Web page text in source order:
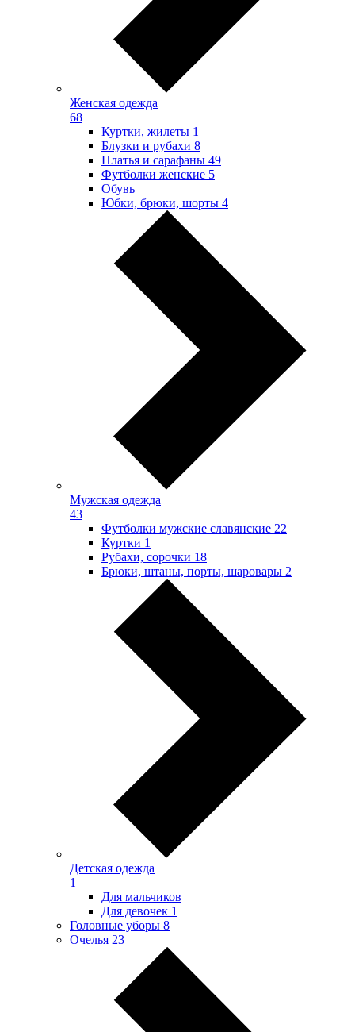
Женская одежда
68
Куртки, жилеты 1
Блузки и рубахи 8
Платья и сарафаны 49
Футболки женские 5
Обувь
Юбки, брюки, шорты 4
Мужская одежда
43
Футболки мужские славянские 22
Куртки 1
Рубахи, сорочки 18
Брюки, штаны, порты, шаровары 2
Детская одежда
1
Для мальчиков
Для девочек 1
Головные уборы 8
Очелья 23